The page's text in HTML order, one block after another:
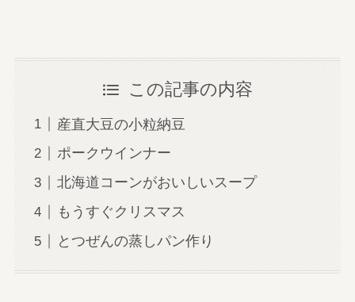
この記事の内容
産直大豆の小粒納豆
ポークウインナー
北海道コーンがおいしいスープ
もうすぐクリスマス
とつぜんの蒸しパン作り